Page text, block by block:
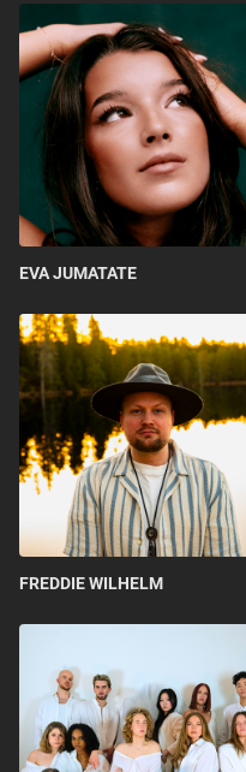
EVA JUMATATE
FREDDIE WILHELM